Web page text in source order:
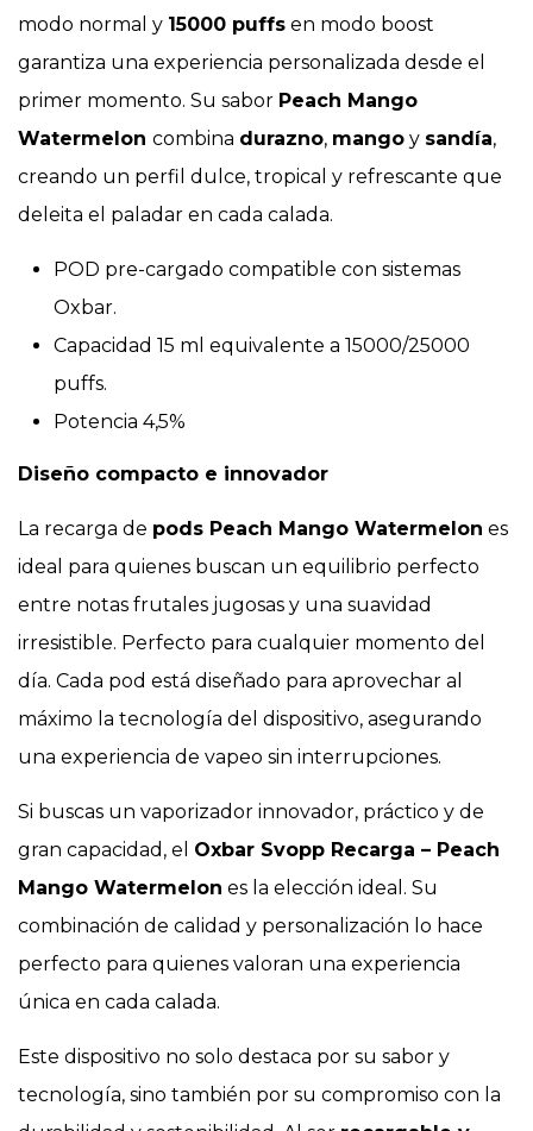
modo normal y 15000 puffs en modo boost
garantiza una experiencia personalizada desde el
primer momento. Su sabor Peach Mango
Watermelon combina durazno, mango y sandía,
creando un perfil dulce, tropical y refrescante que
deleita el paladar en cada calada.
POD pre-cargado compatible con sistemas
Oxbar.
Capacidad 15 ml equivalente a 15000/25000
puffs.
Potencia 4,5%
Diseño compacto e innovador
La recarga de pods Peach Mango Watermelon es
ideal para quienes buscan un equilibrio perfecto
entre notas frutales jugosas y una suavidad
irresistible. Perfecto para cualquier momento del
día. Cada pod está diseñado para aprovechar al
máximo la tecnología del dispositivo, asegurando
una experiencia de vapeo sin interrupciones.
Si buscas un vaporizador innovador, práctico y de
gran capacidad, el Oxbar Svopp Recarga – Peach
Mango Watermelon es la elección ideal. Su
combinación de calidad y personalización lo hace
perfecto para quienes valoran una experiencia
única en cada calada.
Este dispositivo no solo destaca por su sabor y
tecnología, sino también por su compromiso con la